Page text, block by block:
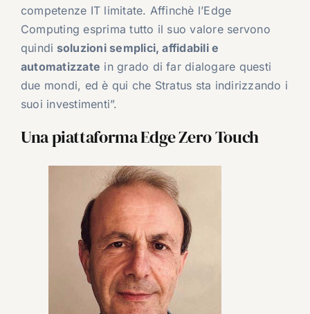
competenze IT limitate. Affinchè l’Edge
Computing esprima tutto il suo valore servono
quindi soluzioni semplici, affidabili e
automatizzate in grado di far dialogare questi
due mondi, ed è qui che Stratus sta indirizzando i
suoi investimenti”.
Una piattaforma Edge Zero Touch